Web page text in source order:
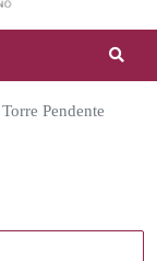
Torre Pendente